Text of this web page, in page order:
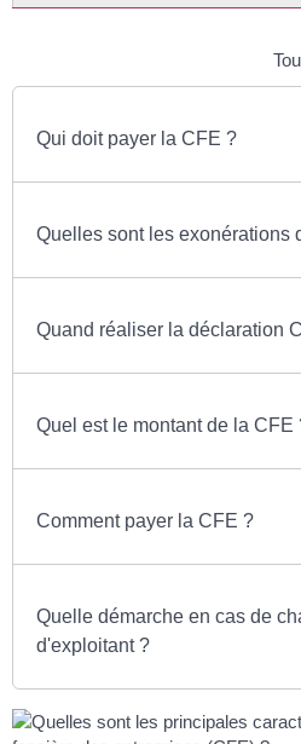
Qui doit payer la CFE ?
Quelles sont les exonérations
Quand réaliser la déclaration
Quel est le montant de la CFE
Comment payer la CFE ?
Quelle démarche en cas de
d'exploitant ?